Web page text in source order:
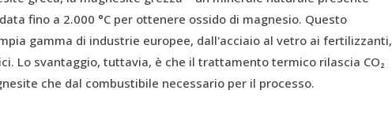
fino a 2.000 °C per ottenere ossido di magnesio. Questo
gamma di industrie europee, dall'acciaio al vetro ai fertilizzanti,
Lo svantaggio, tuttavia, è che il trattamento termico rilascia CO₂
che dal combustibile necessario per il processo.